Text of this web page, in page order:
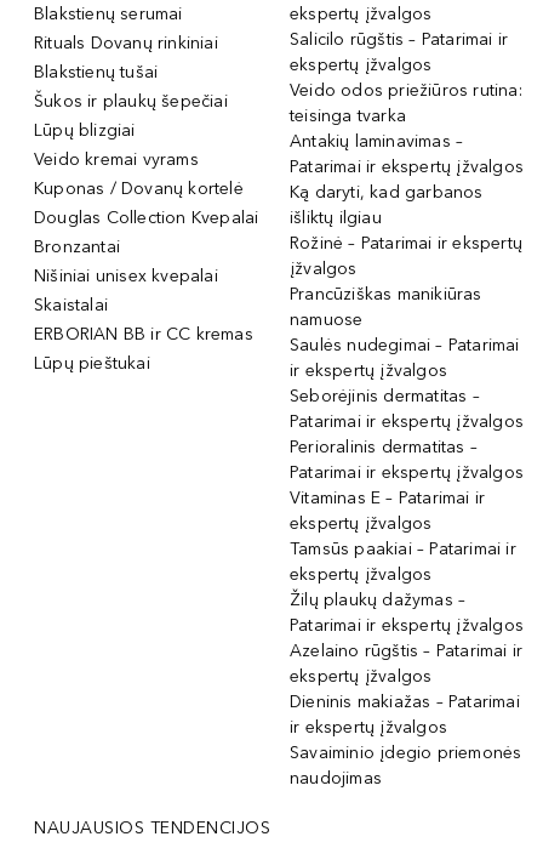
Blakstienų serumai
Rituals Dovanų rinkiniai
Blakstienų tušai
Šukos ir plaukų šepečiai
Lūpų blizgiai
Veido kremai vyrams
Kuponas / Dovanų kortelė
Douglas Collection Kvepalai
Bronzantai
Nišiniai unisex kvepalai
Skaistalai
ERBORIAN BB ir CC kremas
Lūpų pieštukai
ekspertų įžvalgos
Salicilo rūgštis – Patarimai ir
ekspertų įžvalgos
Veido odos priežiūros rutina:
teisinga tvarka
Antakių laminavimas –
Patarimai ir ekspertų įžvalgos
Ką daryti, kad garbanos
išliktų ilgiau
Rožinė – Patarimai ir ekspertų
įžvalgos
Prancūziškas manikiūras
namuose
Saulės nudegimai – Patarimai
ir ekspertų įžvalgos
Seborėjinis dermatitas –
Patarimai ir ekspertų įžvalgos
Perioralinis dermatitas –
Patarimai ir ekspertų įžvalgos
Vitaminas E – Patarimai ir
ekspertų įžvalgos
Tamsūs paakiai – Patarimai ir
ekspertų įžvalgos
Žilų plaukų dažymas –
Patarimai ir ekspertų įžvalgos
Azelaino rūgštis – Patarimai ir
ekspertų įžvalgos
Dieninis makiažas – Patarimai
ir ekspertų įžvalgos
Savaiminio įdegio priemonės
naudojimas
NAUJAUSIOS TENDENCIJOS